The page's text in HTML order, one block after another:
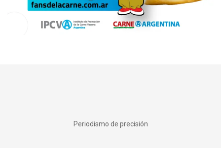
Periodismo de precisión